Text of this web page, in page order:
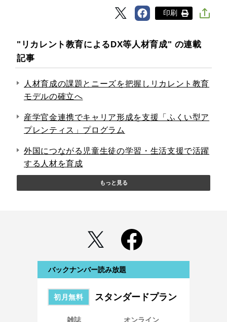
印刷
"リカレント教育によるDX等人材育成" の連載
記事
人材育成の課題とニーズを把握しリカレント教育
モデルの確立へ
産学官金連携でキャリア形成を支援「ふくい型ア
プレンティス」プログラム
外国につながる児童生徒の学習・生活支援で活躍
する人材を育成
もっと見る
バックナンバー読み放題
初月無料 スタンダードプラン
雑誌 オンライン